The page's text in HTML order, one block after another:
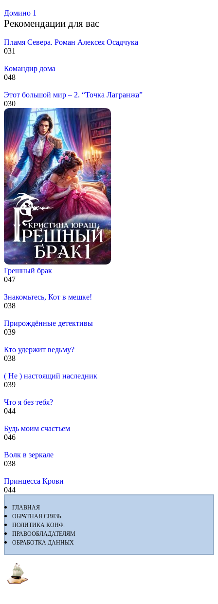
Домино 1
Рекомендации для вас
Пламя Севера. Роман Алексея Осадчука
031
Командир дома
048
Этот большой мир – 2. “Точка Лагранжа”
030
Грешный брак
047
Знакомьтесь, Кот в мешке!
038
Прирождённые детективы
039
Кто удержит ведьму?
038
( Не ) настоящий наследник
039
Что я без тебя?
044
Будь моим счастьем
046
Волк в зеркале
038
Принцесса Крови
044
ГЛАВНАЯ
ОБРАТНАЯ СВЯЗЬ
ПОЛИТИКА КОНФ.
ПРАВООБЛАДАТЕЛЯМ
ОБРАБОТКА ДАННЫХ